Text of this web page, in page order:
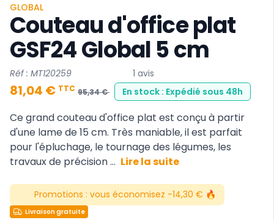
GLOBAL
Couteau d'office plat
GSF24 Global 5 cm
Réf : MT120259 1 avis
81,04 € TTC 95,34 € En stock : Expédié sous 48h
Ce grand couteau d'office plat est conçu à partir
d'une lame de 15 cm. Très maniable, il est parfait
pour l'épluchage, le tournage des légumes, les
travaux de précision ... Lire la suite
Promotions : vous économisez -14,30 € 🔥
Livraison gratuite